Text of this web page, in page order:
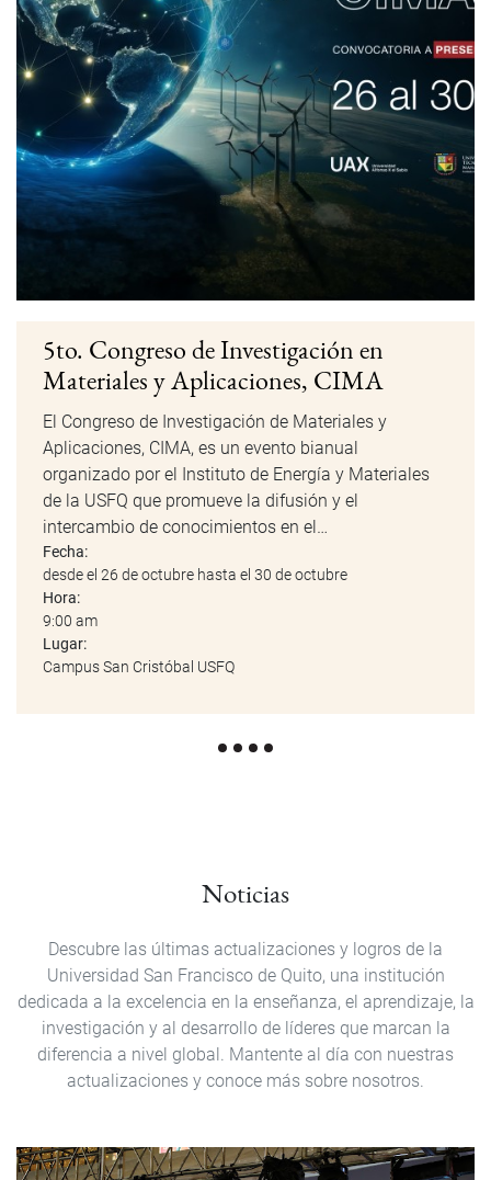
5to. Congreso de Investigación en
Materiales y Aplicaciones, CIMA
El Congreso de Investigación de Materiales y
Aplicaciones, CIMA, es un evento bianual
organizado por el Instituto de Energía y Materiales
de la USFQ que promueve la difusión y el
intercambio de conocimientos en el…
Fecha:
desde el 26 de octubre hasta el 30 de octubre
Hora:
9:00 am
Lugar:
Campus San Cristóbal USFQ
Noticias
Descubre las últimas actualizaciones y logros de la
Universidad San Francisco de Quito, una institución
dedicada a la excelencia en la enseñanza, el aprendizaje, la
investigación y al desarrollo de líderes que marcan la
diferencia a nivel global. Mantente al día con nuestras
actualizaciones y conoce más sobre nosotros.